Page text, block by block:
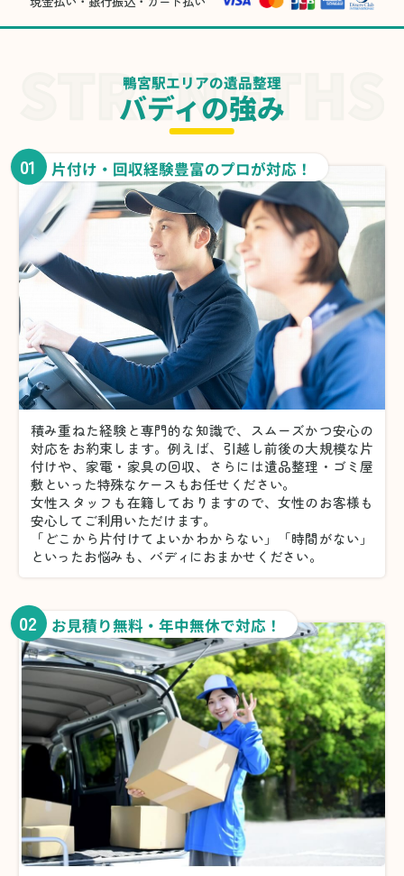
鴨宮駅エリアの遺品整理
バディの強み
01 片付け・回収経験豊富のプロが対応！
積み重ねた経験と専門的な知識で、スムーズかつ安心の
対応をお約束します。例えば、引越し前後の大規模な片
付けや、家電・家具の回収、さらには遺品整理・ゴミ屋
敷といった特殊なケースもお任せください。
女性スタッフも在籍しておりますので、女性のお客様も
安心してご利用いただけます。
「どこから片付けてよいかわからない」「時間がない」
といったお悩みも、バディにおまかせください。
02 お見積り無料・年中無休で対応！